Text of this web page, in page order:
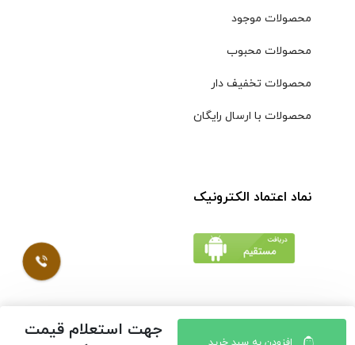
جهت استعلام قیمت
محصولات موجود
محصولات محبوب
محصولات تخفیف دار
محصولات با ارسال رایگان
نماد اعتماد الکترونیک
© کلیه حقوق مادی و معنوی محتویات سایت فروشگاه اینترنتی